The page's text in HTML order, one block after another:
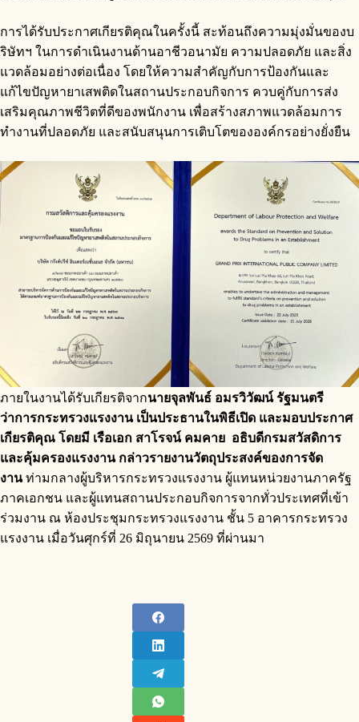
การได้รับประกาศเกียรติคุณในครั้งนี้ สะท้อนถึงความมุ่งมั่นของบ
ริษัทฯ ในการดำเนินงานด้านอาชีวอนามัย ความปลอดภัย และสิ่ง
แวดล้อมอย่างต่อเนื่อง โดยให้ความสำคัญกับการป้องกันและ
แก้ไขปัญหายาเสพติดในสถานประกอบกิจการ ควบคู่กับการส่ง
เสริมคุณภาพชีวิตที่ดีของพนักงาน เพื่อสร้างสภาพแวดล้อมการ
ทำงานที่ปลอดภัย และสนับสนุนการเติบโตขององค์กรอย่างยั่งยืน
ภายในงานได้รับเกียรติจากนายจุลพันธ์ อมรวิวัฒน์ รัฐมนตรี
ว่าการกระทรวงแรงงาน เป็นประธานในพิธีเปิด และมอบประกาศ
เกียรติคุณ โดยมี เรือเอก สาโรจน์ คมคาย อธิบดีกรมสวัสดิการ
และคุ้มครองแรงงาน กล่าวรายงานวัตถุประสงค์ของการจัด
งานท่ามกลางผู้บริหารกระทรวงแรงงาน ผู้แทนหน่วยงานภาครัฐ
ภาคเอกชน และผู้แทนสถานประกอบกิจการจากทั่วประเทศที่เข้า
ร่วมงาน ณ ห้องประชุมกระทรวงแรงงาน ชั้น 5 อาคารกระทรวง
แรงงาน เมื่อวันศุกร์ที่ 26 มิถุนายน 2569 ที่ผ่านมา